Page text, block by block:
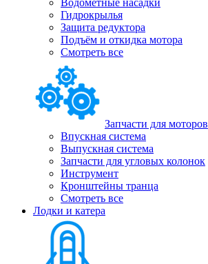
Водометные насадки
Гидрокрылья
Защита редуктора
Подъём и откидка мотора
Смотреть все
Запчасти для моторов
Впускная система
Выпускная система
Запчасти для угловых колонок
Инструмент
Кронштейны транца
Смотреть все
Лодки и катера